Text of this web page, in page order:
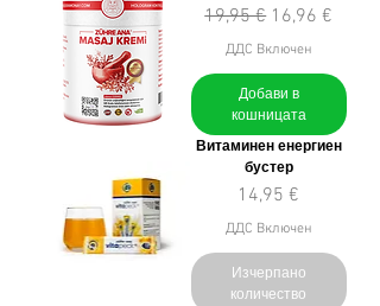
Редовна цена
19,95 € Продажна
16,96 €
ДДС Включен
Добави в
кошницата
Витаминен енергиен
бустер
Цена
14,95 €
ДДС Включен
Изчерпано
количество